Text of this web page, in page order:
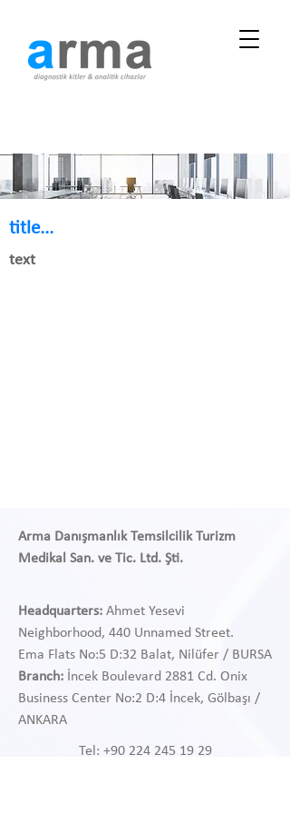
title...
text
Arma Danışmanlık Temsilcilik Turizm
Medikal San. ve Tic. Ltd. Şti.
Headquarters: Ahmet Yesevi
Neighborhood, 440 Unnamed Street.
Ema Flats No:5 D:32 Balat, Nilüfer / BURSA
Branch: İncek Boulevard 2881 Cd. Onix
Business Center No:2 D:4 İncek, Gölbaşı /
ANKARA
Tel: +90 224 245 19 29